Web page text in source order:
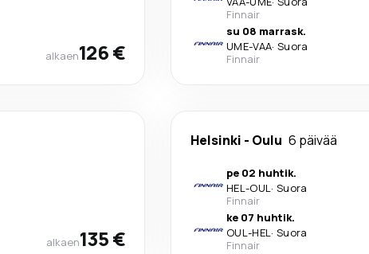
alkaen126 €
Finnair
su 08 marrask.
UME-VAA· Suora
Finnair
alkaen135 €
Helsinki - Oulu 6 päivää
pe 02 huhtik.
HEL-OUL· Suora
Finnair
ke 07 huhtik.
OUL-HEL· Suora
Finnair